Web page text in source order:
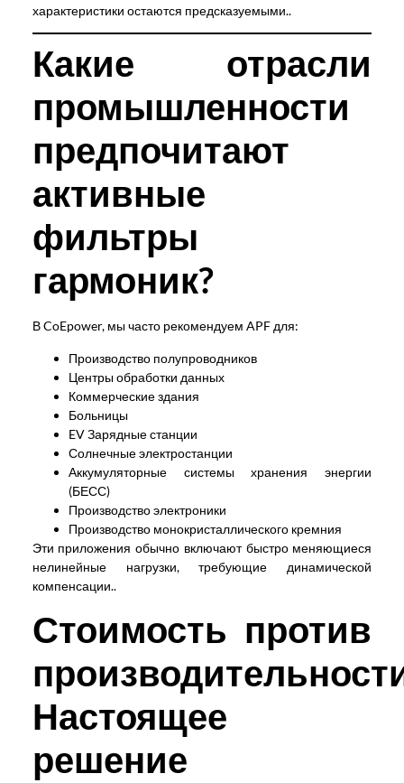
характеристики остаются предсказуемыми..
Какие отрасли
промышленности
предпочитают
активные
фильтры
гармоник?
В CoEpower, мы часто рекомендуем APF для:
Производство полупроводников
Центры обработки данных
Коммерческие здания
Больницы
EV Зарядные станции
Солнечные электростанции
Аккумуляторные системы хранения энергии
(БЕСС)
Производство электроники
Производство монокристаллического кремния
Эти приложения обычно включают быстро меняющиеся
нелинейные нагрузки, требующие динамической
компенсации..
Стоимость против
Настоящее
решение